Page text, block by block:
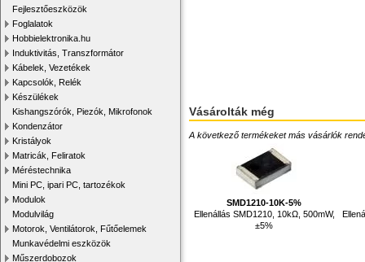
Fejlesztőeszközök
Foglalatok
Hobbielektronika.hu
Induktivitás, Transzformátor
Kábelek, Vezetékek
Kapcsolók, Relék
Készülékek
Kishangszórók, Piezók, Mikrofonok
Kondenzátor
Kristályok
Matricák, Feliratok
Méréstechnika
Mini PC, ipari PC, tartozékok
Modulok
Modulvilág
Motorok, Ventilátorok, Fűtőelemek
Munkavédelmi eszközök
Műszerdobozok
Vásárolták még
A következő termékeket más vásárlók
SMD1210-10K-5%
Ellenállás SMD1210, 10kΩ, 500mW,
±5%